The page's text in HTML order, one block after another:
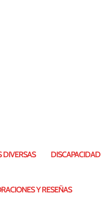
DIVERSAS DISCAPACIDAD
Y RESEÑAS